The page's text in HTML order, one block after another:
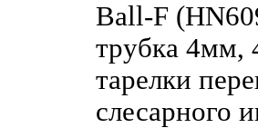
Ball-F
трубка 4мм,
тарелки
слесарного